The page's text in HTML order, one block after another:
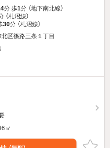
分 歩1分 （地下南北線）
（札沼線）
30分 （札沼線）
区篠路三条１丁目
㎡